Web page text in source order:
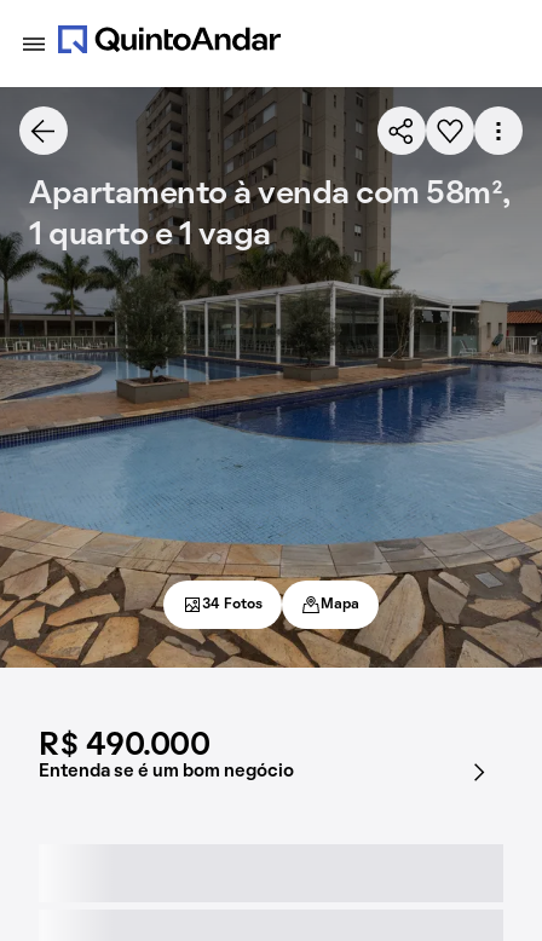
R$ 490.000
Entenda se é um bom negócio
Apartamento à venda com 58m²,
1 quarto e 1 vaga
34 Fotos Mapa